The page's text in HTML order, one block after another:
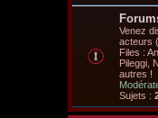
Venez
acteurs
Files :
Pileggi,
autres !
Sujets :